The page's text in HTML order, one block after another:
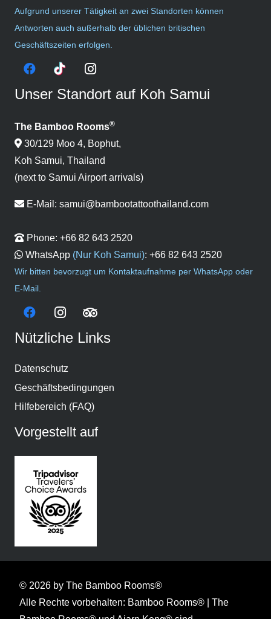
Aufgrund unserer Tätigkeit an zwei Standorten können
Antworten auch außerhalb der üblichen britischen
Geschäftszeiten erfolgen.
Unser Standort auf Koh Samui
The Bamboo Rooms®
30/129 Moo 4, Bophut,
Koh Samui, Thailand
(next to Samui Airport arrivals)
E-Mail: samui@bambootattoothailand.com
Phone: +66 82 643 2520
WhatsApp (Nur Koh Samui): +66 82 643 2520
Wir bitten bevorzugt um Kontaktaufnahme per WhatsApp oder
E-Mail.
Nützliche Links
Datenschutz
Geschäftsbedingungen
Hilfebereich (FAQ)
Vorgestellt auf
© 2026 by The Bamboo Rooms®
Alle Rechte vorbehalten: Bamboo Rooms® | The